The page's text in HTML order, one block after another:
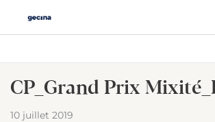
CP_Grand Prix
10 juillet 2019